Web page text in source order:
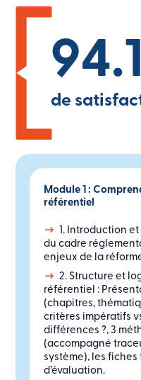
94.1
de
Module 1 :
référentiel
1. Introduction
du cadre
enjeux de la
2. Structure et
référentiel :
(chapitres,
critères impératifs
différences ?, 3
(accompagné
système), les
d’évaluation.